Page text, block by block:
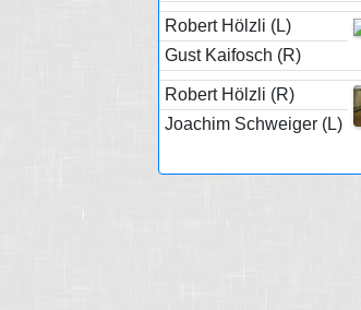
Robert Hölzli (L)
Gust Kaifosch (R)
Robert Hölzli (R)
Joachim Schweiger (L)